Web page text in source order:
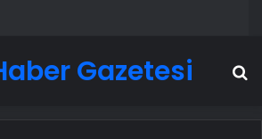
Gazetesi